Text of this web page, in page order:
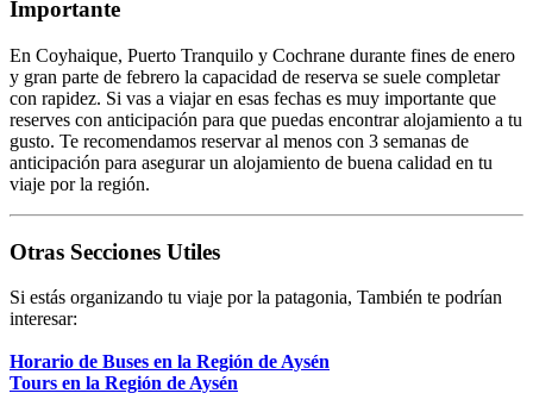
Importante
En Coyhaique, Puerto Tranquilo y Cochrane durante fines de enero
y gran parte de febrero la capacidad de reserva se suele completar
con rapidez. Si vas a viajar en esas fechas es muy importante que
reserves con anticipación para que puedas encontrar alojamiento a tu
gusto. Te recomendamos reservar al menos con 3 semanas de
anticipación para asegurar un alojamiento de buena calidad en tu
viaje por la región.
Otras Secciones Utiles
Si estás organizando tu viaje por la patagonia, También te podrían
interesar:
Horario de Buses en la Región de Aysén
Tours en la Región de Aysén